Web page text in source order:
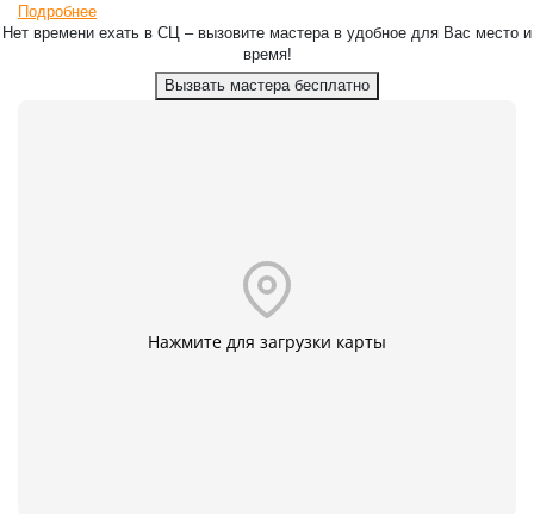
Подробнее
Нет времени ехать в СЦ – вызовите мастера в удобное для Вас место и
время!
Вызвать мастера бесплатно
Нажмите для загрузки карты